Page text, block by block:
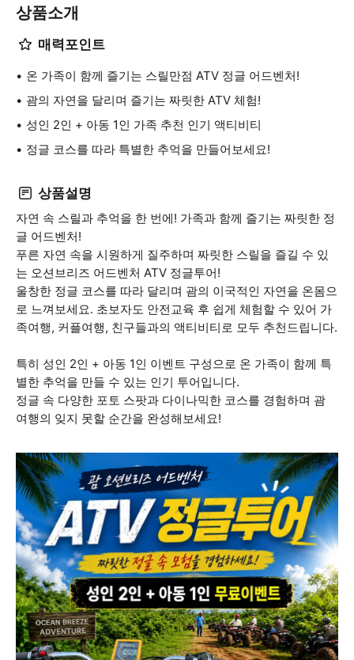
상품소개
매력포인트
온 가족이 함께 즐기는 스릴만점 ATV 정글 어드벤처!
괌의 자연을 달리며 즐기는 짜릿한 ATV 체험!
성인 2인 + 아동 1인 가족 추천 인기 액티비티
정글 코스를 따라 특별한 추억을 만들어보세요!
상품설명
자연 속 스릴과 추억을 한 번에! 가족과 함께 즐기는 짜릿한 정
글 어드벤처!
푸른 자연 속을 시원하게 질주하며 짜릿한 스릴을 즐길 수 있
는 오션브리즈 어드벤처 ATV 정글투어!
울창한 정글 코스를 따라 달리며 괌의 이국적인 자연을 온몸으
로 느껴보세요. 초보자도 안전교육 후 쉽게 체험할 수 있어 가
족여행, 커플여행, 친구들과의 액티비티로 모두 추천드립니다.
특히 성인 2인 + 아동 1인 이벤트 구성으로 온 가족이 함께 특
별한 추억을 만들 수 있는 인기 투어입니다.
정글 속 다양한 포토 스팟과 다이나믹한 코스를 경험하며 괌
여행의 잊지 못할 순간을 완성해보세요!